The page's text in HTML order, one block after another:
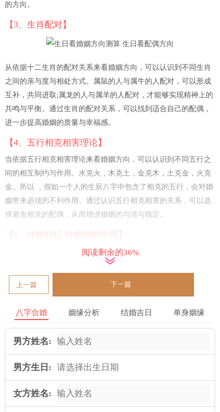
的方向。
【3、生肖配对】
从依据十二生肖的配对关系来看婚姻方向，可以认识到不同生肖
之间的亲与度与相处方式。属鼠的人与属牛的人配对，可以形成
互补，共同进取;属龙的人与属羊的人配对，才能够实现精神上的
共鸣与平衡。通过生肖的配对关系，可以找到适合自己的配偶，
进一步提高婚姻的质量与幸福感。
【4、五行相克相害理论】
当依据五行相克相害理论来看婚姻方向，可以认识到不同五行之
间的相互制约与作用。水克火，木克土，金克木，土克金，火克
金。所以 ，假如一个人的生辰八字中包含了相克的五行，会对婚
姻带来必须的不利作用。通过认识五行相克相害的关系，可以选
择避免相克的配偶，从而增进婚姻的与谐与稳定。
【5、性格特征 对婚姻的作用】
把个体的性格特征 对婚姻方向有着重要的作用。性格外向的人更
容易与他人建立亲密关系，对婚姻的热情与投入度较高;性格内向
由。通过认识自己与伴侣的性格特征 ，可以更好地解决婚姻中的
【6、6】
(1)文字说明
(2)文字说明
(4)文字说明
阅读剩余的36%
上一篇 下一篇
八字合婚 姻缘分析 结婚吉日 单身姻缘
男方姓名:
男方生日:
女方姓名: